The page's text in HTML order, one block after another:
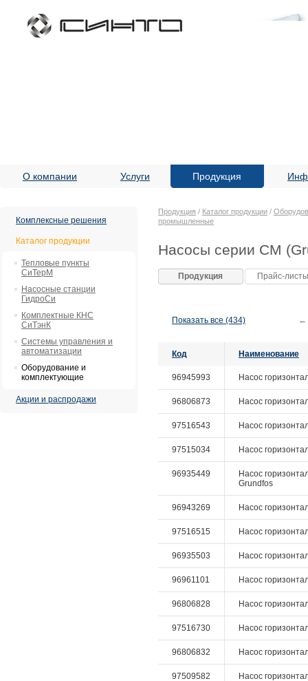
О компании Услуги Продукция
Комплексные решения
Каталог продукции
Тепловые пункты
СиТерМ
Насосные станции
ГидроСи
Комплектные КНС
СиТэнК
Системы управления и
автоматизации
Оборудование и
комплектующие
Акции и распродажи
Продукция / Каталог продукции /
промышленные
Насосы серии CM
Продукция Прайс-
Показать все (434) ←
Код Наименование
96945993 Насос
96806873 Насос
97516543 Насос
97515034 Насос
96935449
Насос
Grundfos
96943269 Насос
97516515 Насос
96935503 Насос
96961101 Насос
96806828 Насос
97516730 Насос
96806832 Насос
97509582 Насос